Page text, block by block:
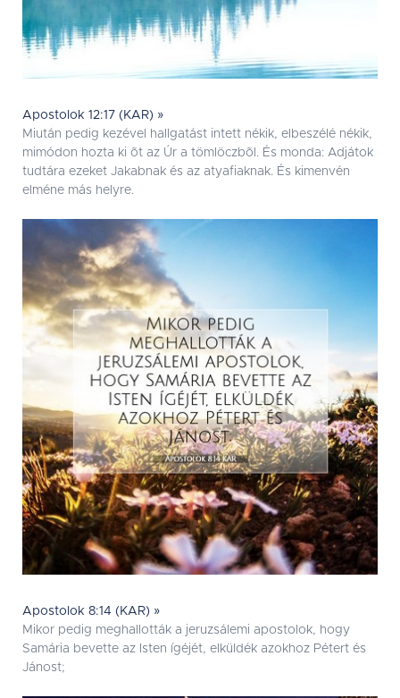
Apostolok 12:17 (KAR) »
Miután pedig kezével hallgatást intett nékik, elbeszélé nékik,
mimódon hozta ki õt az Úr a tömlöczbõl. És monda: Adjátok
tudtára ezeket Jakabnak és az atyafiaknak. És kimenvén
elméne más helyre.
Apostolok 8:14 (KAR) »
Mikor pedig meghallották a jeruzsálemi apostolok, hogy
Samária bevette az Isten ígéjét, elküldék azokhoz Pétert és
Jánost;